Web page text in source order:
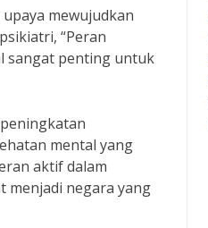
mewujudkan
“Peran
sangat penting untuk
mental yang
aktif dalam
menjadi negara yang